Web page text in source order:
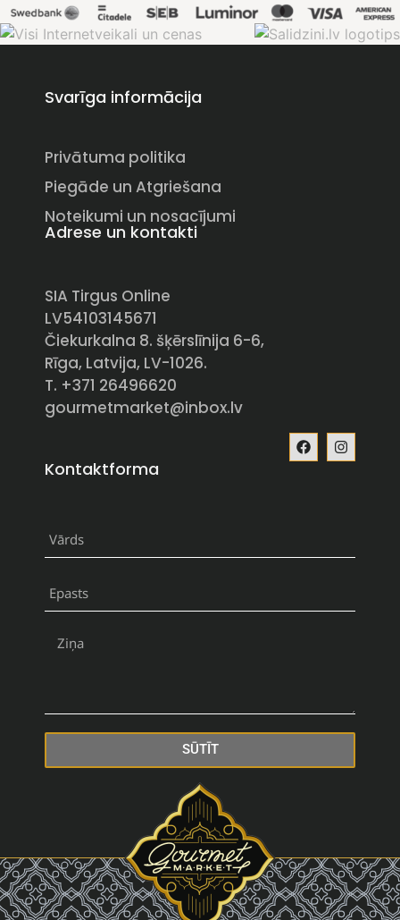
Svarīga informācija
Privātuma politika
Piegāde un Atgriešana
Noteikumi un nosacījumi
Adrese un kontakti
SIA Tirgus Online
LV54103145671
Čiekurkalna 8. šķērslīnija 6-6,
Rīga, Latvija, LV-1026.
T. +371 26496620
gourmetmarket@inbox.lv
Kontaktforma
SŪTĪT